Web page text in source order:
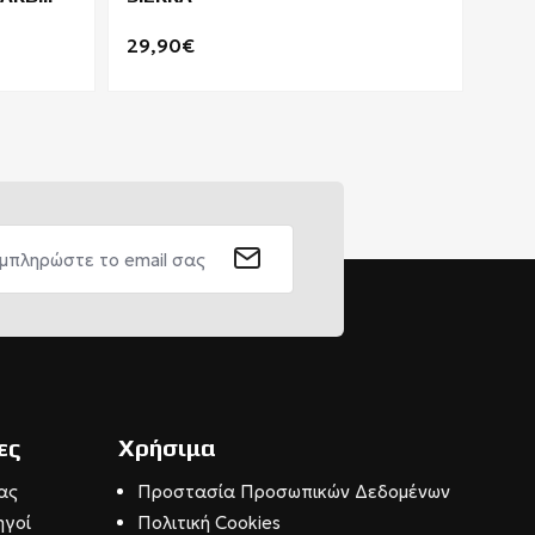
29,90€
Χρήσιμα
Προστασία Προσωπικών Δεδομένων
Πολιτική Cookies